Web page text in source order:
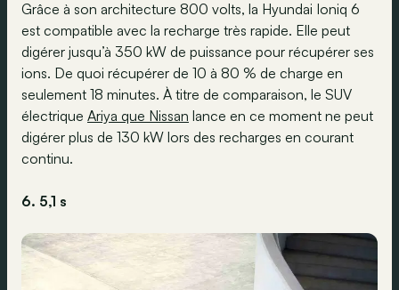
Grâce à son architecture 800 volts, la Hyundai Ioniq 6
est compatible avec la recharge très rapide. Elle peut
digérer jusqu’à 350 kW de puissance pour récupérer ses
ions. De quoi récupérer de 10 à 80 % de charge en
seulement 18 minutes. À titre de comparaison, le SUV
électrique Ariya que Nissan lance en ce moment ne peut
digérer plus de 130 kW lors des recharges en courant
continu.
6. 5,1 s